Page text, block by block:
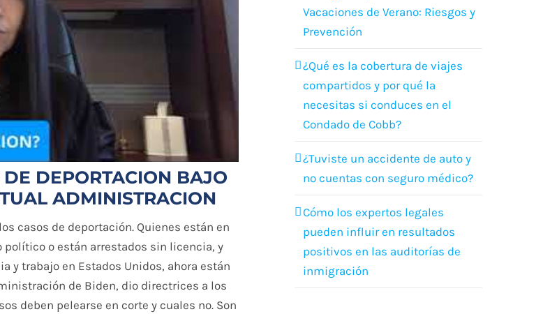
DEPORTACION BAJO
ADMINISTRACION
casos de deportación. Quienes están en
político o están arrestados sin licencia, y
y trabajo en Estados Unidos, ahora están
de Biden, dio directrices a los
deben pelearse en corte y cuales no. Son
Vacaciones de Verano: Riesgos y
Prevención
¿Qué es la cobertura de viajes
compartidos y por qué la
necesitas si conduces en el
Condado de Cobb?
¿Tuviste un accidente de auto y
no cuentas con seguro médico?
Cómo los expertos legales
pueden influir en resultados
positivos en las auditorías de
inmigración